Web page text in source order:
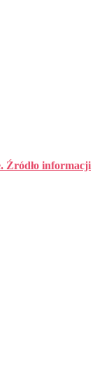
Źródło informacji